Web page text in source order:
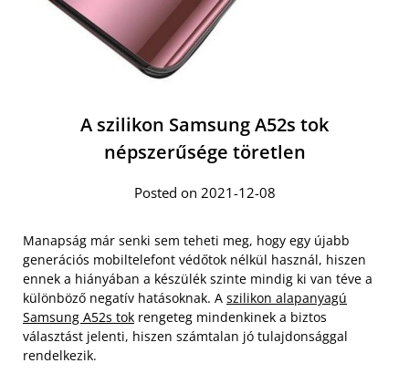
A szilikon Samsung A52s tok
népszerűsége töretlen
Posted on 2021-12-08
Manapság már senki sem teheti meg, hogy egy újabb
generációs mobiltelefont védőtok nélkül használ, hiszen
ennek a hiányában a készülék szinte mindig ki van téve a
különböző negatív hatásoknak. A szilikon alapanyagú
Samsung A52s tok rengeteg mindenkinek a biztos
választást jelenti, hiszen számtalan jó tulajdonsággal
rendelkezik.